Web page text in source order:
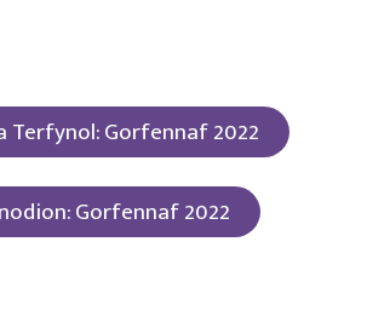
Terfynol: Gorfennaf 2022
Gorfennaf 2022